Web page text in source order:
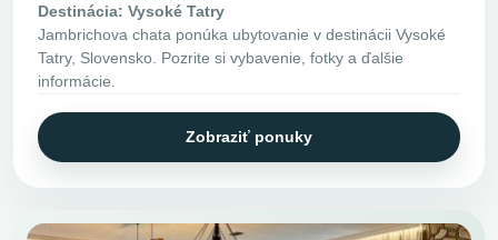
Destinácia: Vysoké Tatry
Jambrichova chata ponúka ubytovanie v destinácii Vysoké
Tatry, Slovensko. Pozrite si vybavenie, fotky a ďalšie
informácie.
Zobraziť ponuky